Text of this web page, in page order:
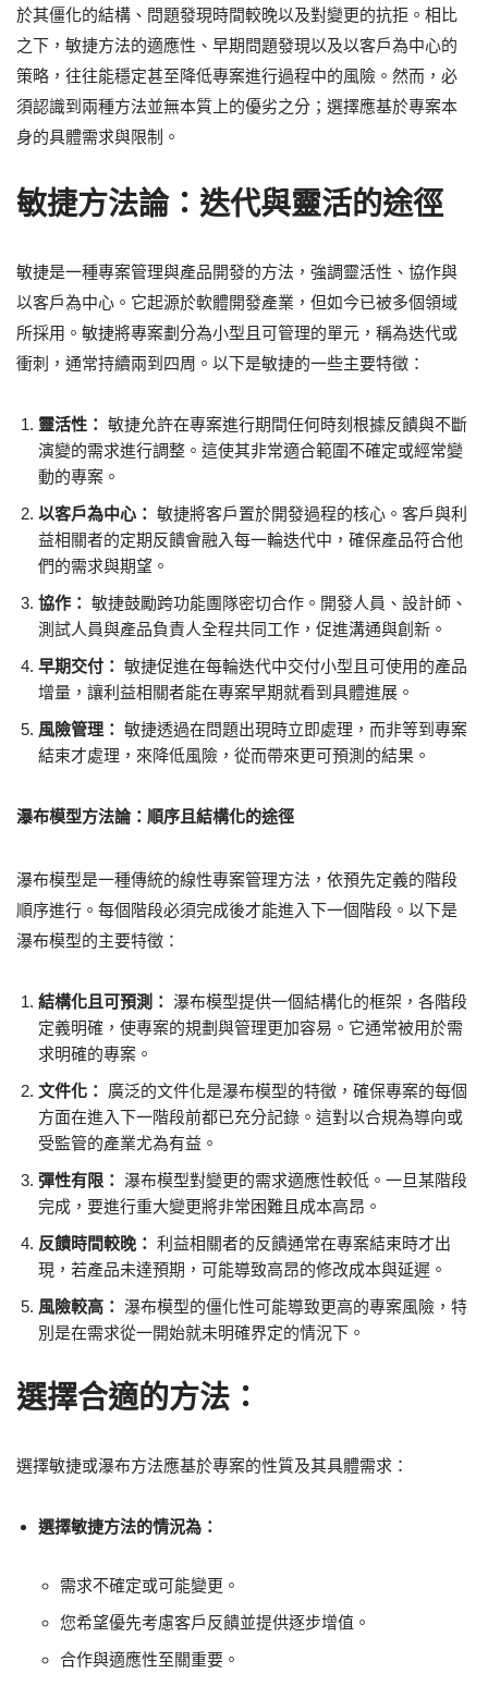
於其僵化的結構、問題發現時間較晚以及對變更的抗拒。相比
之下，敏捷方法的適應性、早期問題發現以及以客戶為中心的
策略，往往能穩定甚至降低專案進行過程中的風險。然而，必
須認識到兩種方法並無本質上的優劣之分；選擇應基於專案本
身的具體需求與限制。
敏捷方法論：迭代與靈活的途徑
敏捷是一種專案管理與產品開發的方法，強調靈活性、協作與
以客戶為中心。它起源於軟體開發產業，但如今已被多個領域
所採用。敏捷將專案劃分為小型且可管理的單元，稱為迭代或
衝刺，通常持續兩到四周。以下是敏捷的一些主要特徵：
靈活性： 敏捷允許在專案進行期間任何時刻根據反饋與不斷
演變的需求進行調整。這使其非常適合範圍不確定或經常變
動的專案。
以客戶為中心： 敏捷將客戶置於開發過程的核心。客戶與利
益相關者的定期反饋會融入每一輪迭代中，確保產品符合他
們的需求與期望。
協作： 敏捷鼓勵跨功能團隊密切合作。開發人員、設計師、
測試人員與產品負責人全程共同工作，促進溝通與創新。
早期交付： 敏捷促進在每輪迭代中交付小型且可使用的產品
增量，讓利益相關者能在專案早期就看到具體進展。
風險管理： 敏捷透過在問題出現時立即處理，而非等到專案
結束才處理，來降低風險，從而帶來更可預測的結果。
瀑布模型方法論：順序且結構化的途徑
瀑布模型是一種傳統的線性專案管理方法，依預先定義的階段
順序進行。每個階段必須完成後才能進入下一個階段。以下是
瀑布模型的主要特徵：
結構化且可預測： 瀑布模型提供一個結構化的框架，各階段
定義明確，使專案的規劃與管理更加容易。它通常被用於需
求明確的專案。
文件化： 廣泛的文件化是瀑布模型的特徵，確保專案的每個
方面在進入下一階段前都已充分記錄。這對以合規為導向或
受監管的產業尤為有益。
彈性有限： 瀑布模型對變更的需求適應性較低。一旦某階段
完成，要進行重大變更將非常困難且成本高昂。
反饋時間較晚： 利益相關者的反饋通常在專案結束時才出
現，若產品未達預期，可能導致高昂的修改成本與延遲。
風險較高： 瀑布模型的僵化性可能導致更高的專案風險，特
別是在需求從一開始就未明確界定的情況下。
選擇合適的方法：
選擇敏捷或瀑布方法應基於專案的性質及其具體需求：
選擇敏捷方法的情況為：
需求不確定或可能變更。
您希望優先考慮客戶反饋並提供逐步增值。
合作與適應性至關重要。